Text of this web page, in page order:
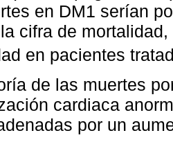
en DM1 serían
cifra de
en pacientes
de las muertes
cardiaca
por un